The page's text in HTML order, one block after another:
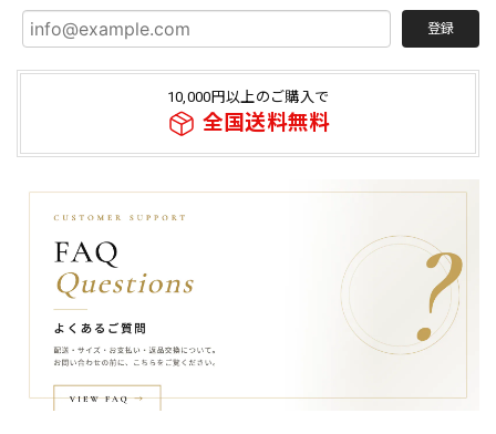
登録
10,000円以上のご購入で
全国送料無料